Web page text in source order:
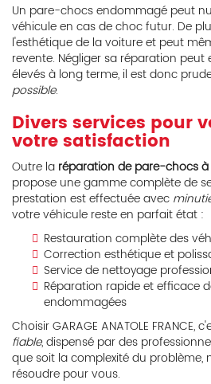
Un pare-chocs endommagé peut
véhicule en cas de choc futur. De
l'esthétique de la voiture et peut
revente. Négliger sa réparation
élevés à long terme, il est donc
possible.
Divers services pour
votre satisfaction
Outre la réparation de pare-chocs à
propose une gamme complète de
prestation est effectuée avec
votre véhicule reste en parfait état :
Restauration complète des
Correction esthétique et
Service de nettoyage
Réparation rapide et efficace
endommagées
Choisir GARAGE ANATOLE FRANCE,
fiable, dispensé par des
que soit la complexité du problème,
résoudre pour vous.